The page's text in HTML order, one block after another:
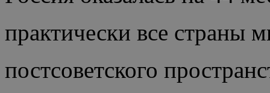
практически все страны
постсоветского